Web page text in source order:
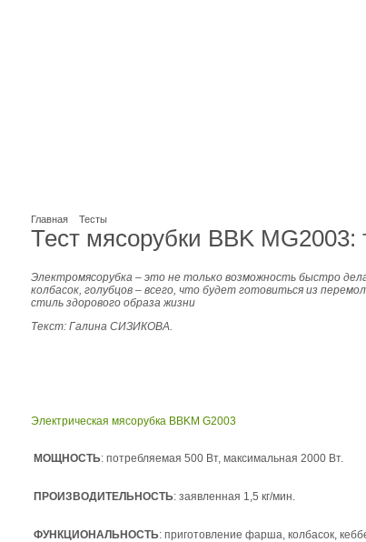
Главная Тесты
Тест мясорубки BBK MG2003:
Электромясорубка – это не только возможность быстро
колбасок, голубцов – всего, что будет готовиться из
стиль здорового образа жизни
Текст: Галина СИЗИКОВА.
Электрическая мясорубка BBKM G2003
МОЩНОСТЬ: потребляемая 500 Вт, максимальная 2000 Вт.
ПРОИЗВОДИТЕЛЬНОСТЬ: заявленная 1,5 кг/мин.
ФУНКЦИОНАЛЬНОСТЬ: приготовление фарша, колбасок,